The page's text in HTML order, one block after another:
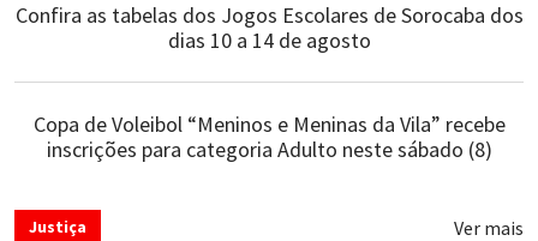
Confira as tabelas dos Jogos Escolares de Sorocaba dos
dias 10 a 14 de agosto
Copa de Voleibol “Meninos e Meninas da Vila” recebe
inscrições para categoria Adulto neste sábado (8)
Justiça Ver mais